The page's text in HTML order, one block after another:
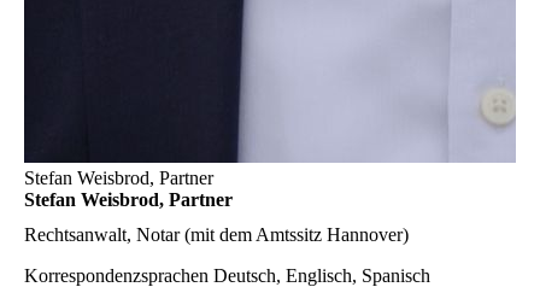
Stefan Weisbrod, Partner
Stefan Weisbrod, Partner
Rechtsanwalt, Notar (mit dem Amtssitz Hannover)
Korrespondenzsprachen Deutsch, Englisch, Spanisch